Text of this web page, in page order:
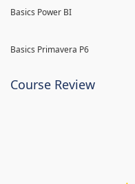
Basics Power BI
Basics Primavera P6
Course Review